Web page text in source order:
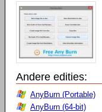
Andere edities:
AnyBurn (Portable)
AnyBurn (64-bit)